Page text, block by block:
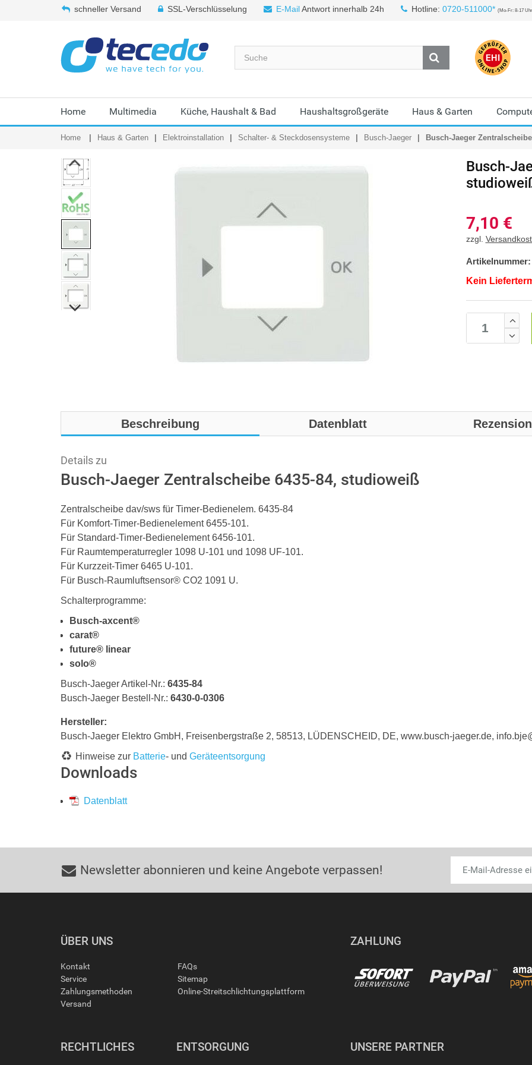
schneller Versand SSL-Verschlüsselung E-MailAntwort innerhalb 24h Hotline: 0720-511000* (Mo-Fr: 8-17
Home Multimedia Küche, Haushalt & Bad Haushaltsgroßgeräte Haus & Garten
Home Haus & Garten Elektroinstallation Schalter- & Steckdosensysteme Busch-Jaeger Busch-Jaeger
Busch-
7,10 €
zzgl.
Artikelnummer:
Kein
Beschreibung Datenblatt
Details zu
Busch-Jaeger Zentralscheibe 6435-84, studioweiß
Zentralscheibe dav/sws für Timer-Bedienelem. 6435-84
Für Komfort-Timer-Bedienelement 6455-101.
Für Standard-Timer-Bedienelement 6456-101.
Für Raumtemperaturregler 1098 U-101 und 1098 UF-101.
Für Kurzzeit-Timer 6465 U-101.
Für Busch-Raumluftsensor® CO2 1091 U.
Schalterprogramme:
Busch-axcent®
carat®
future® linear
solo®
Busch-Jaeger Artikel-Nr.: 6435-84
Busch-Jaeger Bestell-Nr.: 6430-0-0306
Hersteller:
Busch-Jaeger Elektro GmbH, Freisenbergstraße 2, 58513, LÜDENSCHEID, DE, www.busch-jaeger.de,
Hinweise zur Batterie- und Geräteentsorgung
Downloads
Datenblatt
Newsletter abonnieren und keine Angebote verpassen!
ÜBER UNS
Kontakt
Service
Zahlungsmethoden
Versand
FAQs
Sitemap
Online-Streitschlichtungsplattform
ZAHLUNG
RECHTLICHES ENTSORGUNG UNSERE PARTNER